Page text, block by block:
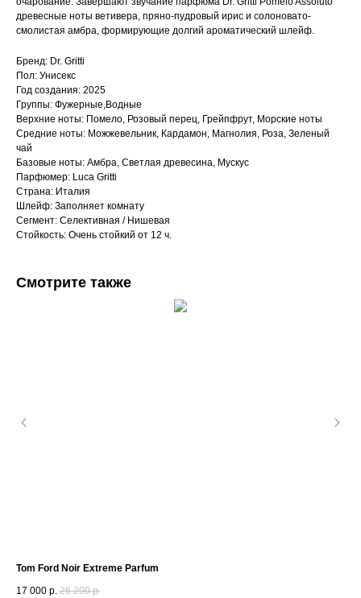
древесные ноты ветивера, пряно-пудровый ирис и солоновато-
смолистая амбра, формирующие долгий ароматический шлейф.
Бренд: Dr. Gritti
Пол: Унисекс
Год создания: 2025
Группы: Фужерные,Водные
Верхние ноты: Помело, Розовый перец, Грейпфрут, Морские ноты
Средние ноты: Можжевельник, Кардамон, Магнолия, Роза, Зеленый
чай
Базовые ноты: Амбра, Светлая древесина, Мускус
Парфюмер: Luca Gritti
Страна: Италия
Шлейф: Заполняет комнату
Сегмент: Селективная / Нишевая
Стойкость: Очень стойкий от 12 ч.
Смотрите также
Tom Ford Noir Extreme Parfum
17 000 р. 26 200 р.